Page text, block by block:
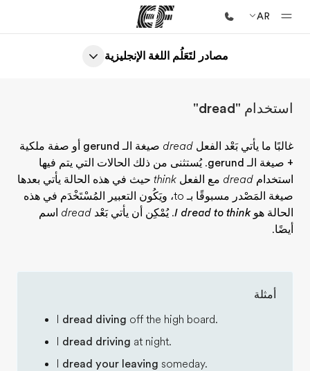
AR
الصفحة الرئيسية
برامج
شاهد كل ما نقوم به
مكاتب
أعثر على مكتب قريب منك
نبذة عنا
إنضم إلى الفريق
مصادر لتَعَلُم اللغة الإنجليزية
استخدام "dread"
غالبًا ما يأتي بَعْد الفعل dread صيغة الـ gerund أو صفة ملكية
+ صيغة الـ gerund
. يُستثنى من ذلك الحالات التي يتم فيها
استخدام dread مع الفعل think حيث في هذه الحالة يأتي بعدها
صيغة المَصْدر مسبوقًا بـ to، ويَكُون التعبير المُسْتَخْدَم في هذه
الحالة هوI dread to think. يُمْكِن أن يأتي بَعْد dread اسم
أيضًا.
أمثلة
dread diving off the high board.
dread driving at night.
dread your leaving someday.